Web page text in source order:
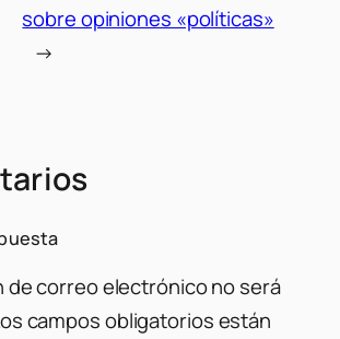
sobre opiniones «políticas»
→
de correo electrónico no será
campos obligatorios están